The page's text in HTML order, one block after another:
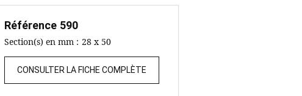
Référence 590
Section(s) en mm : 28 x 50
CONSULTER LA FICHE COMPLÈTE